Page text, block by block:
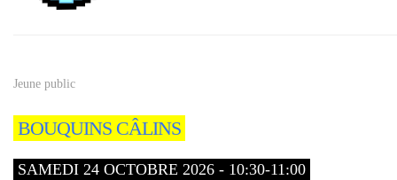
Jeune public
BOUQUINS CÂLINS
SAMEDI 24 OCTOBRE 2026 - 10:30-11:00